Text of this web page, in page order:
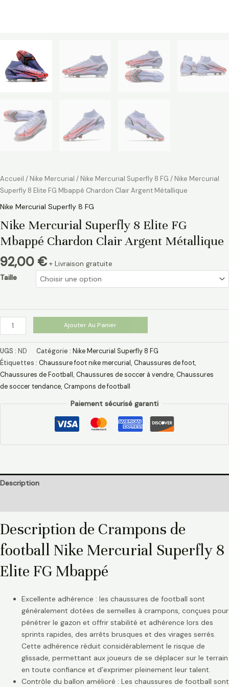
Accueil / Nike Mercurial / Nike Mercurial Superfly 8 FG / Nike Mercurial
Superfly 8 Elite FG Mbappé Chardon Clair Argent Métallique
Nike Mercurial Superfly 8 FG
Nike Mercurial Superfly 8 Elite FG
Mbappé Chardon Clair Argent Métallique
92,00 € + Livraison gratuite
Taille
Ajouter Au Panier
UGS : ND Catégorie : Nike Mercurial Superfly 8 FG
Étiquettes : Chaussure foot nike mercurial , Chaussures de foot,
Chaussures de Football , Chaussures de soccer à vendre, Chaussures
de soccer tendance, Crampons de football
Paiement sécurisé garanti
Description
Description de Crampons de
football Nike Mercurial Superfly 8
Elite FG Mbappé
Excellente adhérence : les chaussures de football sont
généralement dotées de semelles à crampons, conçues pour
pénétrer le gazon et offrir stabilité et adhérence lors des
sprints rapides, des arrêts brusques et des virages serrés.
Cette adhérence réduit considérablement le risque de
glissade, permettant aux joueurs de se déplacer sur le terrain
en toute confiance et d’exprimer pleinement leur talent.
Contrôle du ballon amélioré : Les chaussures de football sont